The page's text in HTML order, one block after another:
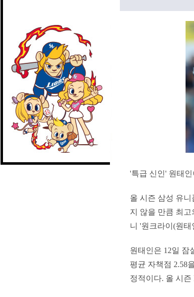
'특급 신인' 원태
올 시즌 삼성 유
지 않을 만큼 최
니 '원크라이(원
원태인은 12일 잠
평균 자책점 2.58
정적이다. 올 시